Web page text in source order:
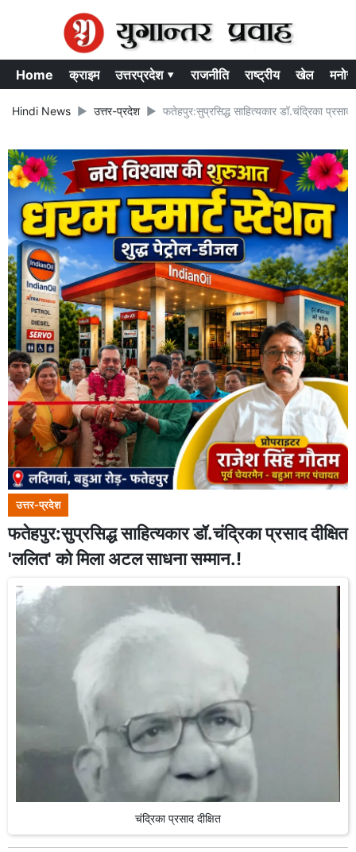
Home क्राइम उत्तरप्रदेश ▾ राजनीति राष्ट्रीय खेल
Hindi News उत्तर-प्रदेश फतेहपुर:सुप्रसिद्ध साहित्यकार डॉ.चंद्रिका
उत्तर-प्रदेश
फतेहपुर:सुप्रसिद्ध साहित्यकार डॉ.चंद्रिका प्रसाद दीक्षित
'ललित' को मिला अटल साधना सम्मान.!
चंद्रिका प्रसाद दीक्षित